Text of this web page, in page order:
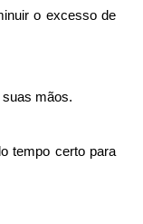
o excesso de
mãos.
tempo certo para